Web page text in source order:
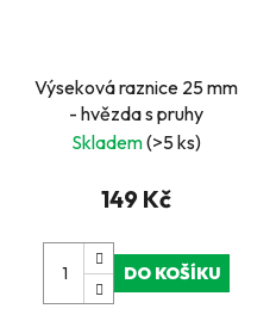
Výseková raznice 25 mm
- hvězda s pruhy
Skladem(>5 ks)
149 Kč
DO KOŠÍKU